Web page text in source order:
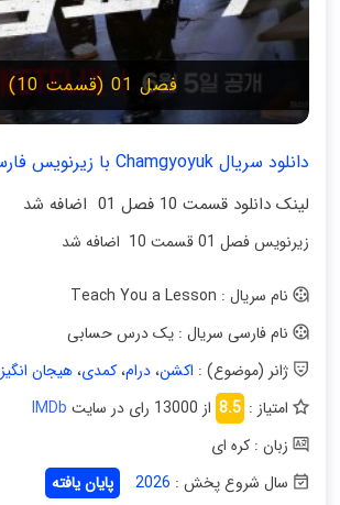
فصل 01 (قسمت 10)
دانلود سریال Chamgyoyuk با زیرنویس فارسی
لینک دانلود قسمت 10 فصل 01 اضافه شد
زیرنویس فصل 01 قسمت 10 اضافه شد
نام سریال : Teach You a Lesson
نام فارسی سریال : یک درس حسابی
ژانر (موضوع) : اکشن،درام،کمدی،هیجان انگیز
امتیاز : 8.5 از 13000 رای در سایت
IMDb
زبان : کره ای
سال شروع پخش : 2026
پایان یافته